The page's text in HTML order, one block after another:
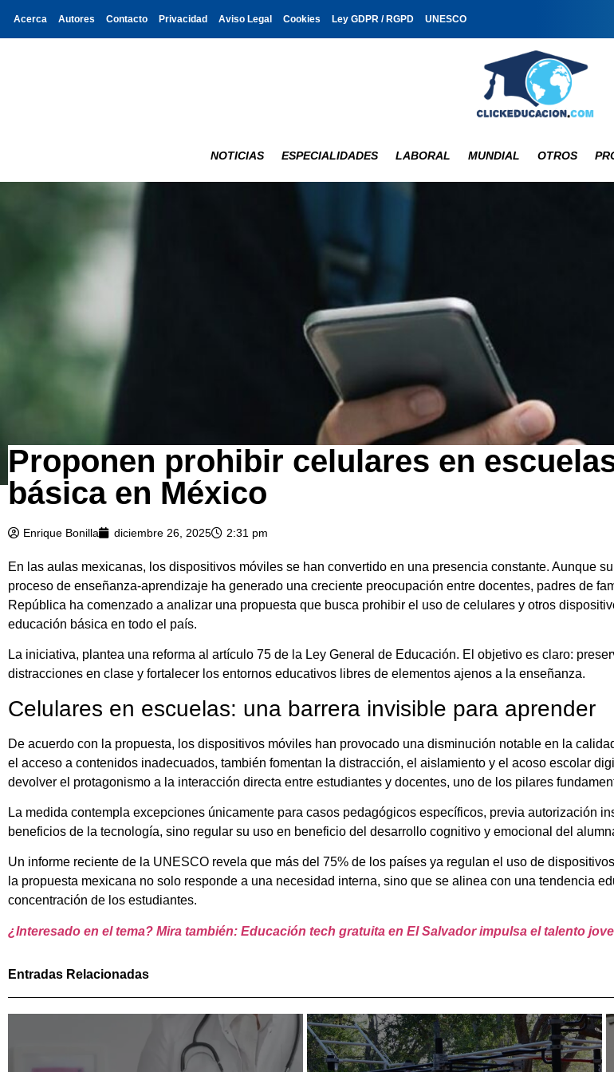
Acerca Autores Contacto Privacidad Aviso Legal Cookies Ley GDPR / RGPD UNESCO
NOTICIAS ESPECIALIDADES LABORAL MUNDIAL OTROS
Proponen prohibir celulares en
básica en México
Enrique Bonilla diciembre 26, 2025 2:31 pm
En las aulas mexicanas, los dispositivos móviles se han convertido en una presencia constante. Aunque
proceso de enseñanza-aprendizaje ha generado una creciente preocupación entre docentes, padres de
República ha comenzado a analizar una propuesta que busca prohibir el uso de celulares y otros
educación básica en todo el país.
La iniciativa, plantea una reforma al artículo 75 de la Ley General de Educación. El objetivo es claro:
distracciones en clase y fortalecer los entornos educativos libres de elementos ajenos a la enseñanza.
Celulares en escuelas: una barrera invisible para aprender
De acuerdo con la propuesta, los dispositivos móviles han provocado una disminución notable en la
el acceso a contenidos inadecuados, también fomentan la distracción, el aislamiento y el acoso escolar
devolver el protagonismo a la interacción directa entre estudiantes y docentes, uno de los pilares
La medida contempla excepciones únicamente para casos pedagógicos específicos, previa autorización
beneficios de la tecnología, sino regular su uso en beneficio del desarrollo cognitivo y emocional del
Un informe reciente de la UNESCO revela que más del 75% de los países ya regulan el uso de
la propuesta mexicana no solo responde a una necesidad interna, sino que se alinea con una tendencia
concentración de los estudiantes.
¿Interesado en el tema? Mira también: Educación tech gratuita en El Salvador impulsa el talento
Entradas Relacionadas